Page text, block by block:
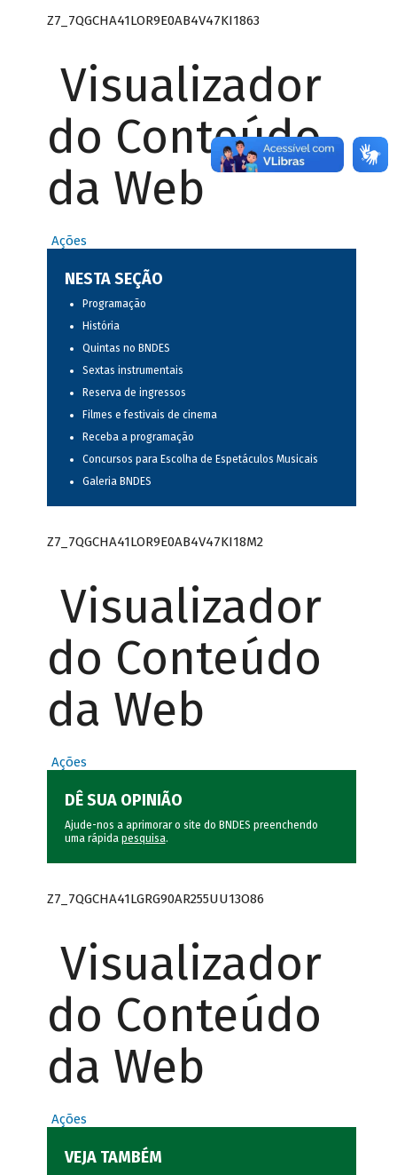
Z7_7QGCHA41LOR9E0AB4V47KI1863
Visualizador
do Conteúdo
da Web
Ações
NESTA SEÇÃO
Programação
História
Quintas no BNDES
Sextas instrumentais
Reserva de ingressos
Filmes e festivais de cinema
Receba a programação
Concursos para Escolha de Espetáculos Musicais
Galeria BNDES
Z7_7QGCHA41LOR9E0AB4V47KI18M2
Visualizador
do Conteúdo
da Web
Ações
DÊ SUA OPINIÃO
Ajude-nos a aprimorar o site do BNDES preenchendo
uma rápida pesquisa.
Z7_7QGCHA41LGRG90AR255UU13O86
Visualizador
do Conteúdo
da Web
Ações
VEJA TAMBÉM